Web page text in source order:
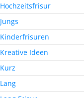
Hochzeitsfrisur
Jungs
Kinderfrisuren
Kreative Ideen
Kurz
Lang